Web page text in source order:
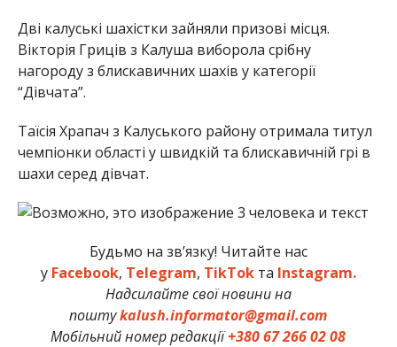
Дві калуські шахістки зайняли призові місця.
Вікторія Гриців з Калуша виборола срібну
нагороду з блискавичних шахів у категорії
“Дівчата”.
Таїсія Храпач з Калуського району отримала титул
чемпіонки області у швидкій та блискавичній грі в
шахи серед дівчат.
Будьмо на зв’язку! Читайте нас
у Facebook, Telegram, TikTokта Instagram.
Надсилайте свої новини на
поштуkalush.informator@gmail.com
Мобільний номер редакції+380 67 266 02 08